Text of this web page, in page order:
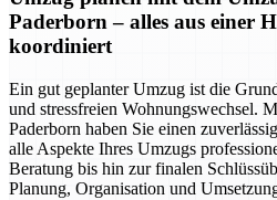
Paderborn – alles aus einer
koordiniert
Ein gut geplanter Umzug ist die
und stressfreien Wohnungswechsel.
Paderborn haben Sie einen
alle Aspekte Ihres Umzugs
Beratung bis hin zur finalen
Planung, Organisation und